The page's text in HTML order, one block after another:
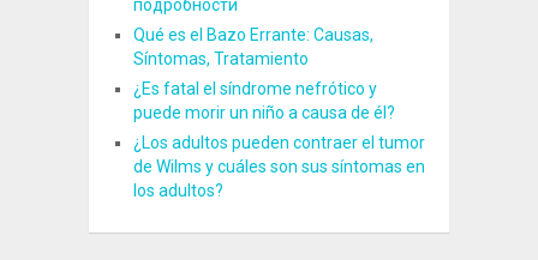
подробности
Qué es el Bazo Errante: Causas,
Síntomas, Tratamiento
¿Es fatal el síndrome nefrótico y
puede morir un niño a causa de él?
¿Los adultos pueden contraer el tumor
de Wilms y cuáles son sus síntomas en
los adultos?